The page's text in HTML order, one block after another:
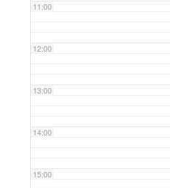
11:00
12:00
13:00
14:00
15:00